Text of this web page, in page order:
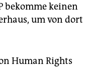
bekomme keinen
um von dort
Human Rights